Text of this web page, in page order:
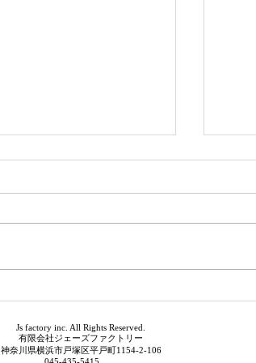
お
Js factory inc. All Rights Reserved.
有限会社ジェーズファクトリー
神奈川県横浜市戸塚区平戸町1154-2-106